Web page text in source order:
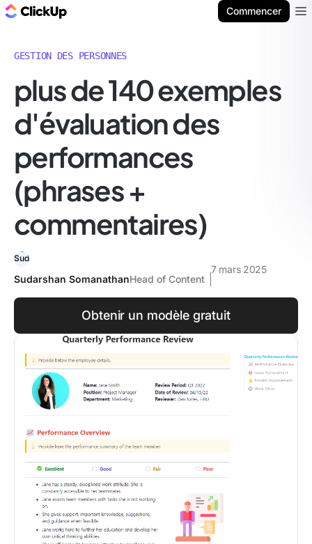
Commencer
GESTION DES PERSONNES
plus de 140 exemples
d'évaluation des
performances
(phrases +
commentaires)
Sudarshan SomanathanHead of Content
7 mars 2025
Obtenir un modèle gratuit